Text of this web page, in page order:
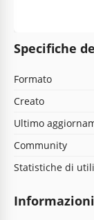
Specifiche
Formato
Creato
Ultimo
Community
Statistiche di